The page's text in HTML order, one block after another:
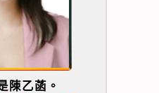
陳乙菡。